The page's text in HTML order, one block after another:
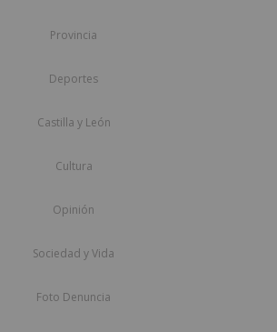
Provincia
Deportes
Castilla y León
Cultura
Opinión
Sociedad y Vida
Foto Denuncia